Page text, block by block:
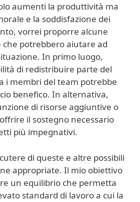
aumenti la produttività ma
e la soddisfazione dei
vorrei proporre alcune
che potrebbero aiutare ad
In primo luogo,
di redistribuire parte del
i membri del team potrebbe
benefico. In alternativa,
di risorse aggiuntive o
il sostegno necessario
più impegnativi.
di queste e altre possibili
appropriate. Il mio obiettivo
un equilibrio che permetta
standard di lavoro a cui la